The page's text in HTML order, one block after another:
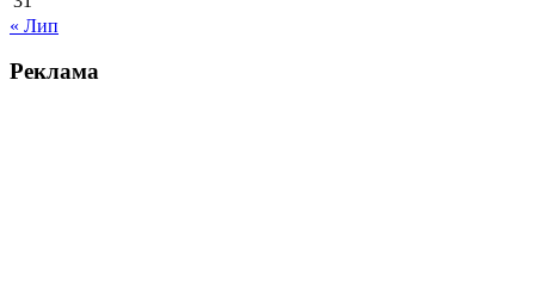
« Лип
Реклама